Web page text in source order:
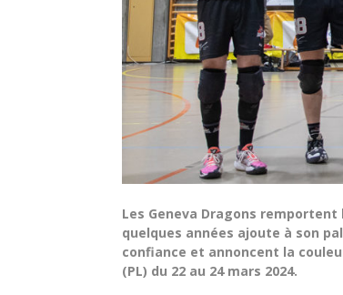
Les Geneva Dragons
quelques années ajoute à son
confiance et annoncent la
(PL) du 22 au 24 mars 2024.